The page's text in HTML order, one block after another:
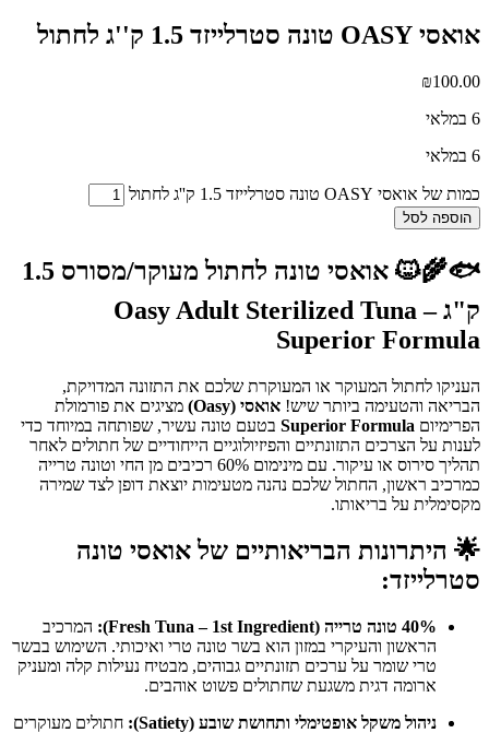
אואסי OASY טונה סטרלייזד 1.5 ק''ג לחתול
₪100.00
6 במלאי
6 במלאי
כמות של אואסי OASY טונה סטרלייזד 1.5 ק''ג לחתול
הוספה לסל
🐟🌾🐱
אואסי טונה לחתול מעוקר/מסורס 1.5
ק"ג – Oasy Adult Sterilized Tuna
Superior Formula
העניקו לחתול המעוקר או המעוקרת שלכם את התזונה המדויקת,
הבריאה והטעימה ביותר שיש! אואסי (Oasy)
מציגים את פורמולת
הפרימיום Superior Formula בטעם טונה עשיר, שפותחה במיוחד כדי
לענות על הצרכים התזונתיים והפיזיולוגיים הייחודיים של חתולים לאחר
תהליך סירוס או עיקור. עם מינימום 60% רכיבים מן החי וטונה טרייה
כמרכיב ראשון, החתול שלכם נהנה מטעימות יוצאת דופן לצד שמירה
מקסימלית על בריאותו.
🌟 היתרונות הבריאותיים של אואסי טונה
סטרלייזד:
40% טונה טרייה (Fresh Tuna – 1st Ingredient):
המרכיב
הראשון והעיקרי במזון הוא בשר טונה טרי ואיכותי. השימוש בבשר
טרי שומר על ערכים תזונתיים גבוהים, מבטיח נעילות קלה ומעניק
ארומה דגית משגעת שחתולים פשוט אוהבים.
ניהול משקל אופטימלי ותחושת שובע (Satiety):
חתולים מעוקרים